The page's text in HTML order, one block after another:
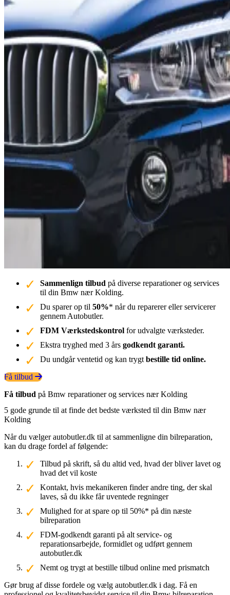
Sammenlign tilbud på diverse reparationer og services
til din Bmw nær Kolding.
Du sparer op til 50%* når du reparerer eller servicerer
gennem Autobutler.
FDM Værkstedskontrol for udvalgte værksteder.
Ekstra tryghed med 3 års godkendt garanti.
Du undgår ventetid og kan trygt bestille tid online.
Få tilbud
Få tilbud på Bmw reparationer og services nær Kolding
5 gode grunde til at finde det bedste værksted til din Bmw nær
Kolding
Når du vælger autobutler.dk til at sammenligne din bilreparation,
kan du drage fordel af følgende:
Tilbud på skrift, så du altid ved, hvad der bliver lavet og
hvad det vil koste
Kontakt, hvis mekanikeren finder andre ting, der skal
laves, så du ikke får uventede regninger
Mulighed for at spare op til 50%* på din næste
bilreparation
FDM-godkendt garanti på alt service- og
reparationsarbejde, formidlet og udført gennem
autobutler.dk
Nemt og trygt at bestille tilbud online med prismatch
Gør brug af disse fordele og vælg autobutler.dk i dag. Få en